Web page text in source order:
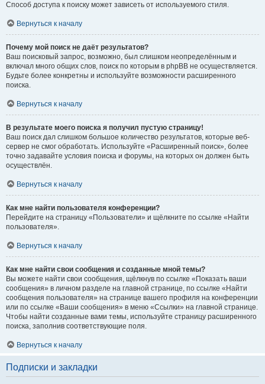
Способ доступа к поиску может зависеть от используемого стиля.
Вернуться к началу
Почему мой поиск не даёт результатов?
Ваш поисковый запрос, возможно, был слишком неопределённым и
включал много общих слов, поиск по которым в phpBB не осуществляется.
Будьте более конкретны и используйте возможности расширенного
поиска.
Вернуться к началу
В результате моего поиска я получил пустую страницу!
Ваш поиск дал слишком большое количество результатов, которые веб-
сервер не смог обработать. Используйте «Расширенный поиск», более
точно задавайте условия поиска и форумы, на которых он должен быть
осуществлён.
Вернуться к началу
Как мне найти пользователя конференции?
Перейдите на страницу «Пользователи» и щёлкните по ссылке «Найти
пользователя».
Вернуться к началу
Как мне найти свои сообщения и созданные мной темы?
Вы можете найти свои сообщения, щёлкнув по ссылке «Показать ваши
сообщения» в личном разделе на главной странице, по ссылке «Найти
сообщения пользователя» на странице вашего профиля на конференции
или по ссылке «Ваши сообщения» в меню «Ссылки» на главной странице.
Чтобы найти созданные вами темы, используйте страницу расширенного
поиска, заполнив соответствующие поля.
Вернуться к началу
Подписки и закладки